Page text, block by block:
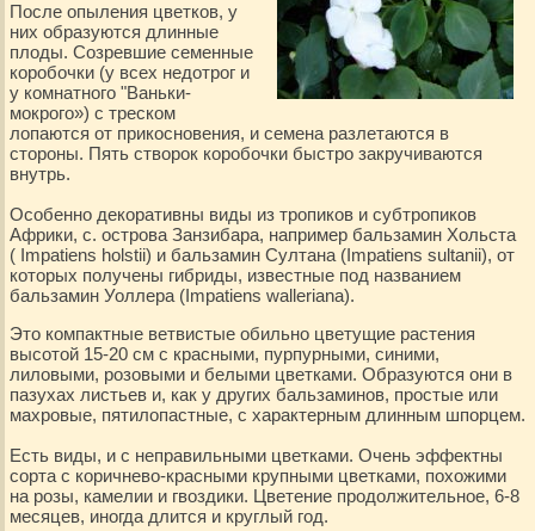
После опыления цветков, у
них образуются длинные
плоды. Созревшие семенные
коробочки (у всех недотрог и
у комнатного "Ваньки-
мокрого») с треском
лопаются от прикосновения, и семена разлетаются в
стороны. Пять створок коробочки быстро закручиваются
внутрь.
Особенно декоративны виды из тропиков и субтропиков
Африки, с. острова Занзибара, например бальзамин Хольста
( Impatiens holstii) и бальзамин Султана (Impatiens sultanii), от
которых получены гибриды, известные под названием
бальзамин Уоллера (Impatiens walleriana).
Это компактные ветвистые обильно цветущие растения
высотой 15-20 см с красными, пурпурными, синими,
лиловыми, розовыми и белыми цветками. Образуются они в
пазухах листьев и, как у дpyгих бальзаминов, простые или
махровые, пятилопастные, с характерным длинным шпорцем.
Есть виды, и с неправильными цветками. Очень эффектны
сорта с коричнево-красными крупными цветками, похожими
на розы, камелии и гвоздики. Цветение продолжительное, 6-8
месяцев, иногда длится и круглый год.